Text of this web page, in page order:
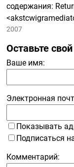
содержания:
2007
Оставьте
Ваше имя:
Электронная
Показывать
Подписаться
Комментарий: